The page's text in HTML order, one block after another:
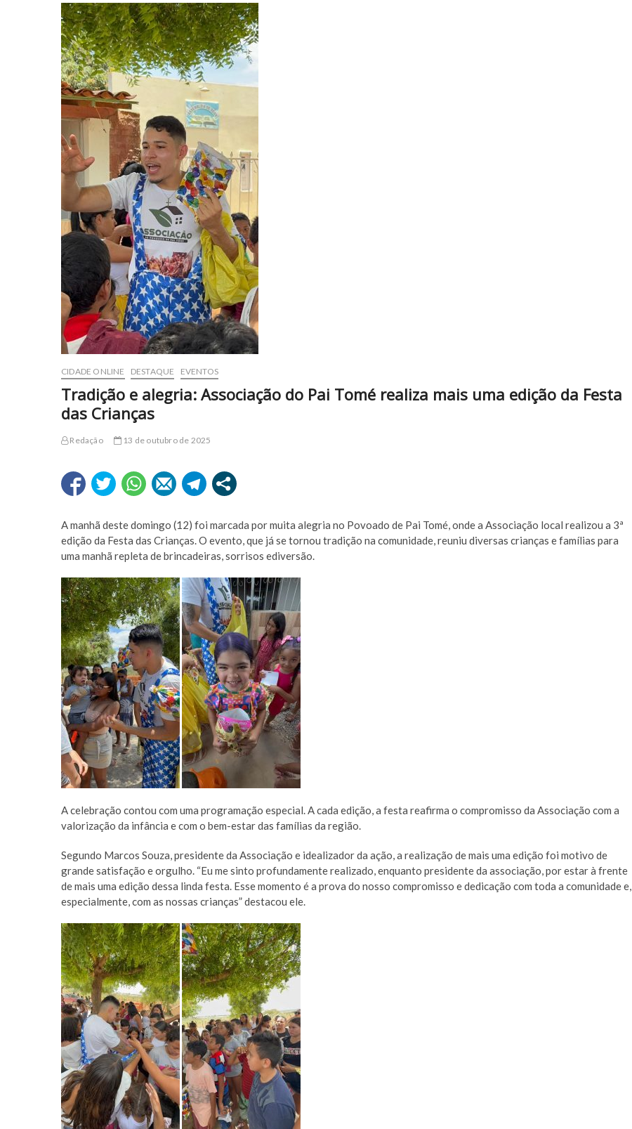
CIDADE ONLINE DESTAQUE EVENTOS
Tradição e alegria: Associação do Pai Tomé realiza mais uma edição da Festa
das Crianças
Redação 13 de outubro de 2025
A manhã deste domingo (12) foi marcada por muita alegria no Povoado de Pai Tomé, onde a Associação local realizou a 3ª
edição da Festa das Crianças. O evento, que já se tornou tradição na comunidade, reuniu diversas crianças e famílias para
uma manhã repleta de brincadeiras, sorrisos ediversão.
A celebração contou com uma programação especial. A cada edição, a festa reafirma o compromisso da Associação com a
valorização da infância e com o bem-estar das famílias da região.
Segundo Marcos Souza, presidente da Associação e idealizador da ação, a realização de mais uma edição foi motivo de
grande satisfação e orgulho. “Eu me sinto profundamente realizado, enquanto presidente da associação, por estar à frente
de mais uma edição dessa linda festa. Esse momento é a prova do nosso compromisso e dedicação com toda a comunidade e,
especialmente, com as nossas crianças” destacou ele.